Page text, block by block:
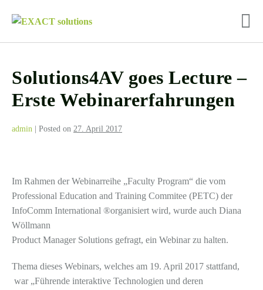
Solutions4AV goes Lecture –
Erste Webinarerfahrungen
admin Posted on 27. April 2017
Im Rahmen der Webinarreihe „Faculty Program“ die vom
Professional Education and Training Commitee (PETC) der
InfoComm International ®organisiert wird, wurde auch Diana
Wöllmann
Product Manager Solutions gefragt, ein Webinar zu halten.
Thema dieses Webinars, welches am 19. April 2017 stattfand,
war „Führende interaktive Technologien und deren